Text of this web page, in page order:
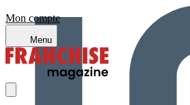
Mon compte
Menu